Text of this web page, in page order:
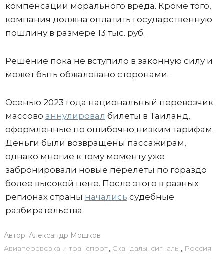
компенсации морального вреда. Кроме того,
компания должна оплатить государственную
пошлину в размере 13 тыс. руб.
Решение пока не вступило в законную силу и
может быть обжаловано сторонами.
Осенью 2023 года национальный перевозчик
массово аннулировал билеты в Таиланд,
оформленные по ошибочно низким тарифам.
Деньги были возвращены пассажирам,
однако многие к тому моменту уже
забронировали новые перелеты по гораздо
более высокой цене. После этого в разных
регионах страны начались судебные
разбирательства.
Автор: Александр Мошков
Авиаперевозка и транспорт, Скандалы, сигналы , Россия